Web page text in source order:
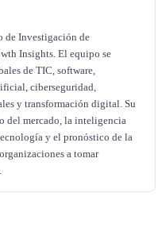
de Investigación de
Insights. El equipo se
de TIC, software,
ciberseguridad,
y transformación digital. Su
del mercado, la inteligencia
y el pronóstico de la
a tomar